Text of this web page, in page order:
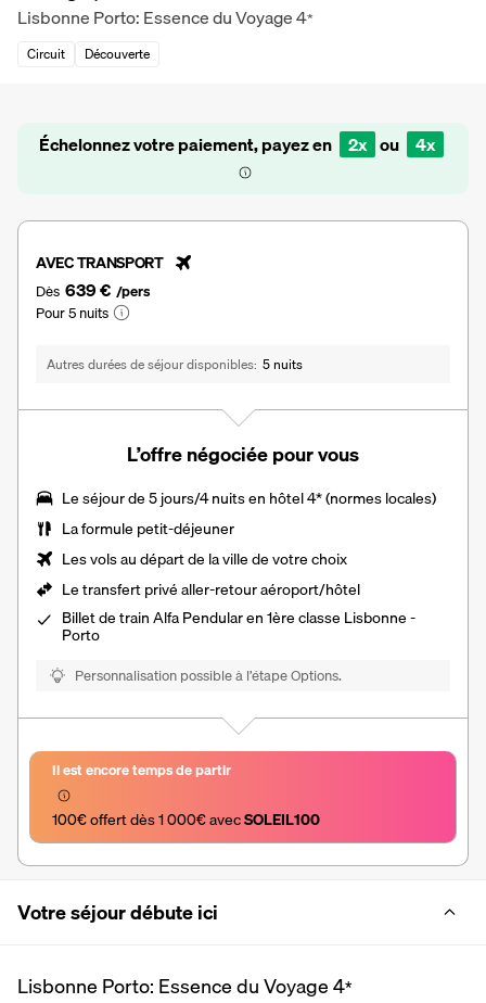
Lisbonne Porto: Essence du Voyage4*
Circuit Découverte
Échelonnez votre paiement, payez en 2x ou 4x
AVEC TRANSPORT
Dès 639 € /pers
Pour 5 nuits
Autres durées de séjour disponibles 5 nuits
L’offre négociée pour vous
Le séjour de 5 jours/4 nuits en hôtel 4* (normes locales)
La formule petit-déjeuner
Les vols au départ de la ville de votre choix
Letransfert privé aller-retour aéroport/hôtel
Billet de train Alfa Pendular en 1ère classe Lisbonne -
Porto
Personnalisation possible à l’étape Options.
Il est encore temps de partir
100€ offert dès 1 000€ avec SOLEIL100
Votre séjour débute ici
Lisbonne Porto: Essence du Voyage4*